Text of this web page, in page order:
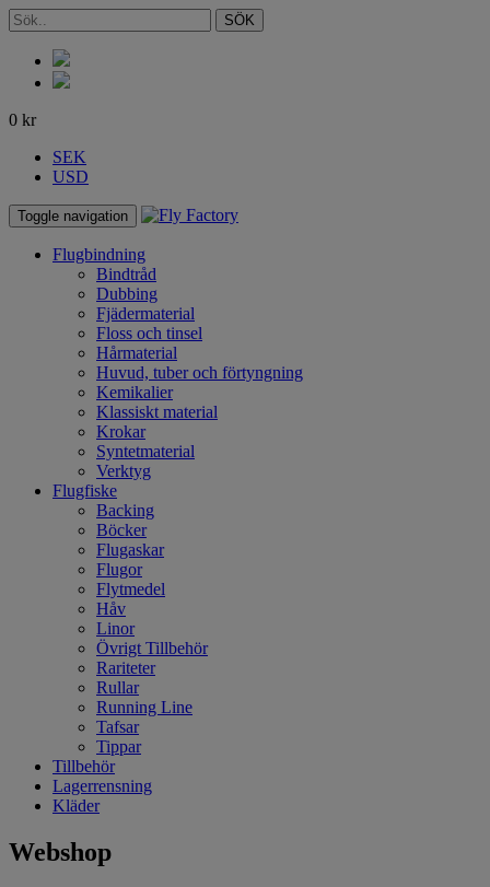
SÖK
0 kr
SEK
USD
Toggle navigation
Flugbindning
Bindtråd
Dubbing
Fjädermaterial
Floss och tinsel
Hårmaterial
Huvud, tuber och förtyngning
Kemikalier
Klassiskt material
Krokar
Syntetmaterial
Verktyg
Flugfiske
Backing
Böcker
Flugaskar
Flugor
Flytmedel
Håv
Linor
Övrigt Tillbehör
Rariteter
Rullar
Running Line
Tafsar
Tippar
Tillbehör
Lagerrensning
Kläder
Webshop